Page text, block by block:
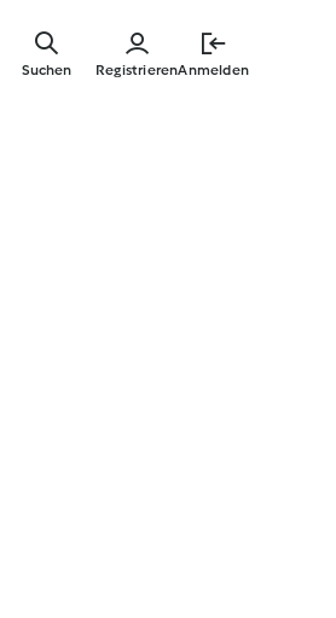
RegistrierenAnmelden
Suchen